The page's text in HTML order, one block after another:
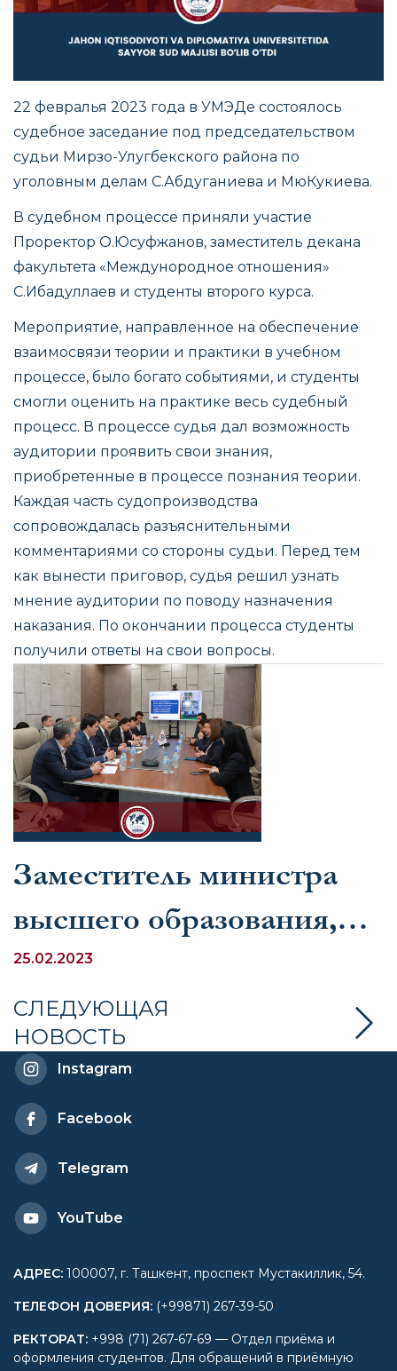
22 февралья 2023 года в УМЭДе состоялось
судебное заседание под председательством
судьи Мирзо-Улугбекского района по
уголовным делам С.Абдуганиева и МюКукиева.
В судебном процессе приняли участие
Проректор О.Юсуфжанов, заместитель декана
факультета «Междунородное отношения»
С.Ибадуллаев и студенты второго курса.
Мероприятие, направленное на обеспечение
взаимосвязи теории и практики в учебном
процессе, было богато событиями, и студенты
смогли оценить на практике весь судебный
процесс. В процессе судья дал возможность
аудитории проявить свои знания,
приобретенные в процессе познания теории.
Каждая часть судопроизводства
сопровождалась разъяснительными
комментариями со стороны судьи. Перед тем
как вынести приговор, судья решил узнать
мнение аудитории по поводу назначения
наказания. По окончании процесса студенты
получили ответы на свои вопросы.
Заместитель министра
высшего образования,
науки и инноваций
Шахло Турдикулова
посетила Университет
мировой экономики и
дипломатии
25.02.2023
СЛЕДУЮЩАЯ
НОВОСТЬ
Instagram
Facebook
Telegram
YouTube
АДРЕС: 100007, г. Ташкент, проспект Мустакиллик, 54.
ТЕЛЕФОН ДОВЕРИЯ: (+99871) 267-39-50
РЕКТОРАТ: +998 (71) 267-67-69 — Отдел приёма и
оформления студентов. Для обращений в приёмную